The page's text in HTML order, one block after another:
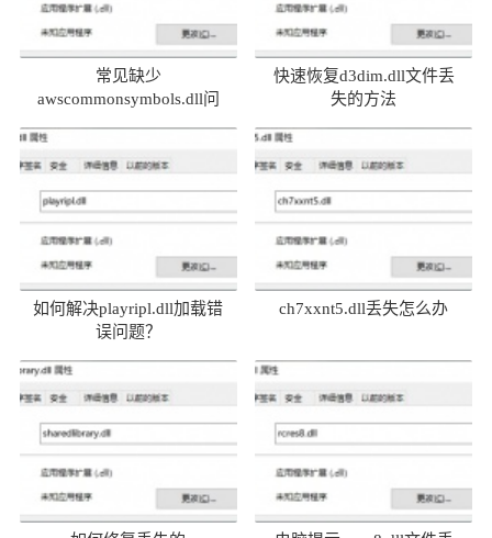
常见缺少
awscommonsymbols.dll问
快速恢复d3dim.dll文件丢
失的方法
如何解决playripl.dll加载错
误问题？
ch7xxnt5.dll丢失怎么办